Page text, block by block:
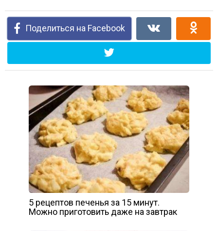
Поделиться на Facebook
5 рецептов печенья за 15 минут.
Можно приготовить даже на завтрак